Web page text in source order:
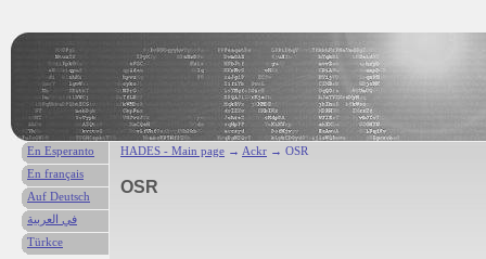
HADES - Main page → Ackr → OSR
OSR
En Esperanto
En français
Auf Deutsch
في العربية
Türkce